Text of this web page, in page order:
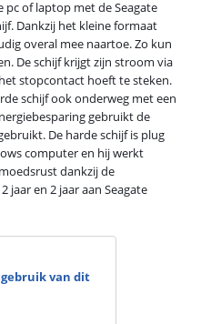
pc of laptop met de Seagate
Dankzij het kleine formaat
overal mee naartoe. Zo kun
De schijf krijgt zijn stroom via
stopcontact hoeft te steken.
schijf ook onderweg met een
gebruikt de
De harde schijf is plug
computer en hij werkt
dankzij de
jaar en 2 jaar aan Seagate
van dit